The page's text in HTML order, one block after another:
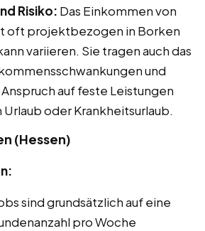
Risiko: Das Einkommen von
oft projektbezogen in Borken
variieren. Sie tragen auch das
und
auf feste Leistungen
oder Krankheitsurlaub.
(Hessen)
sind grundsätzlich auf eine
pro Woche